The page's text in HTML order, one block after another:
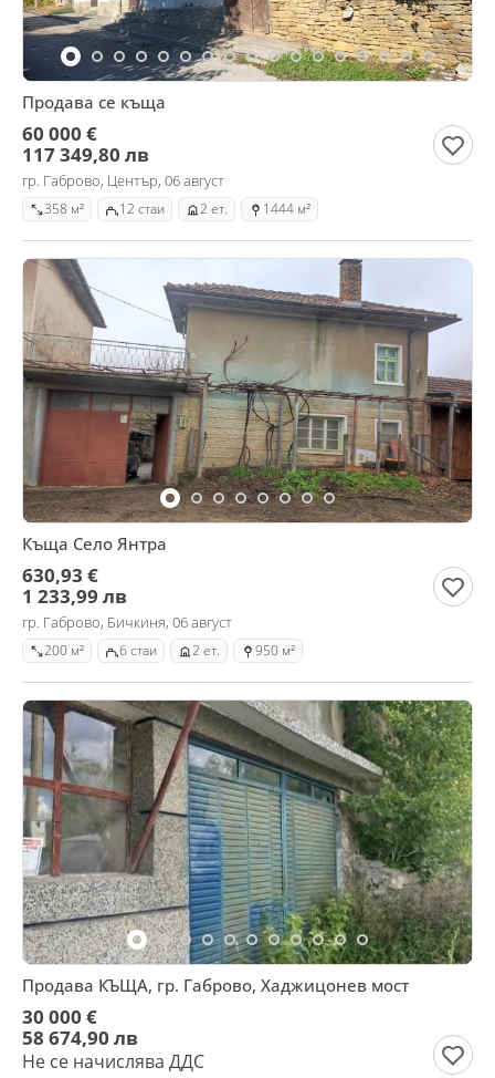
Продава се къща
60 000 €
117 349,80 лв
гр. Габрово, Център, 06 август
358 м² 12 стаи 2 ет. 1444 м²
Къща Село Янтра
630,93 €
1 233,99 лв
гр. Габрово, Бичкиня, 06 август
200 м² 6 стаи 2 ет. 950 м²
Продава КЪЩА, гр. Габрово, Хаджицонев мост
30 000 €
58 674,90 лв
Не се начислява ДДС